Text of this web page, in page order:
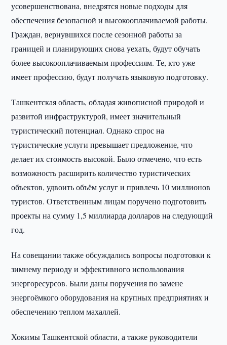
усовершенствована, внедрятся новые подходы для
обеспечения безопасной и высокооплачиваемой работы.
Граждан, вернувшихся после сезонной работы за
границей и планирующих снова уехать, будут обучать
более высокооплачиваемым профессиям. Те, кто уже
имеет профессию, будут получать языковую подготовку.
Ташкентская область, обладая живописной природой и
развитой инфраструктурой, имеет значительный
туристический потенциал. Однако спрос на
туристические услуги превышает предложение, что
делает их стоимость высокой. Было отмечено, что есть
возможность расширить количество туристических
объектов, удвоить объём услуг и привлечь 10 миллионов
туристов. Ответственным лицам поручено подготовить
проекты на сумму 1,5 миллиарда долларов на следующий
год.
На совещании также обсуждались вопросы подготовки к
зимнему периоду и эффективного использования
энергоресурсов. Были даны поручения по замене
энергоёмкого оборудования на крупных предприятиях и
обеспечению теплом махаллей.
Хокимы Ташкентской области, а также руководители